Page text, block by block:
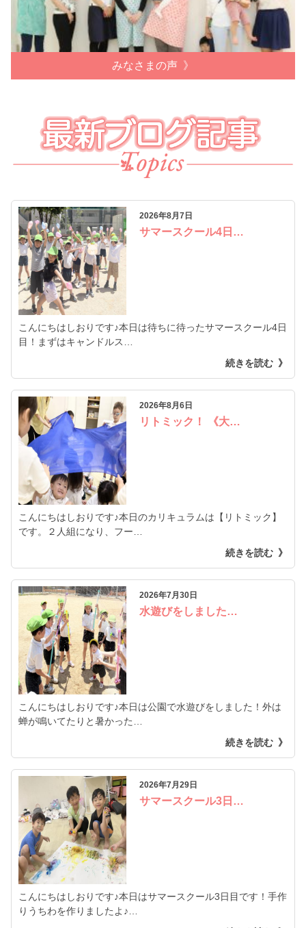
みなさまの声
2026年8月7日
サマースクール4日…
こんにちはしおりです♪本日は待ちに待ったサマースクール4日
目！まずはキャンドルス…
続きを読む
2026年8月6日
リトミック！ 《大…
こんにちはしおりです♪本日のカリキュラムは【リトミック】
です。２人組になり、フー…
続きを読む
2026年7月30日
水遊びをしました…
こんにちはしおりです♪本日は公園で水遊びをしました！外は
蝉が鳴いてたりと暑かった…
続きを読む
2026年7月29日
サマースクール3日…
こんにちはしおりです♪本日はサマースクール3日目です！手作
りうちわを作りましたよ♪…